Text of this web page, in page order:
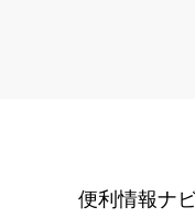
便利情報ナ